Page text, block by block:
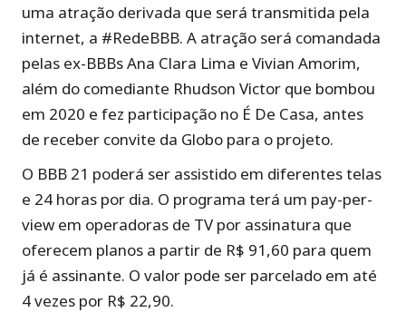
uma atração derivada que será transmitida pela
internet, a #RedeBBB. A atração será comandada
pelas ex-BBBs Ana Clara Lima e Vivian Amorim,
além do comediante Rhudson Victor que bombou
em 2020 e fez participação no É De Casa, antes
de receber convite da Globo para o projeto.
O BBB 21 poderá ser assistido em diferentes telas
e 24 horas por dia. O programa terá um pay-per-
view em operadoras de TV por assinatura que
oferecem planos a partir de R$ 91,60 para quem
já é assinante. O valor pode ser parcelado em até
4 vezes por R$ 22,90.